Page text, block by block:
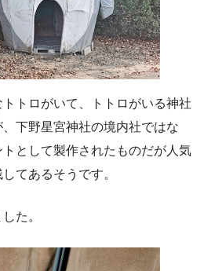
トロがいて、トトロがいる神社
下野星宮神社の境内社ではな
として製作されたものだが人気
てあるそうです。
た。